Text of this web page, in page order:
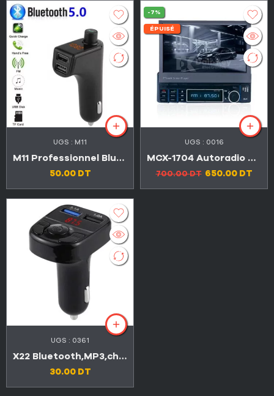
UGS : M11
M11 Professionnel Bluetooth,MP3,chargeur smart phone double USB
50.00 DT
-7%
ÉPUISÉ
UGS : 0016
MCX-1704 Autoradio écran tactile HD DVD,Bluetooth,USB,AUX,SD
700.00DT 650.00 DT
UGS : 0361
X22 Bluetooth,MP3,chargeur smart phone double USB
30.00 DT